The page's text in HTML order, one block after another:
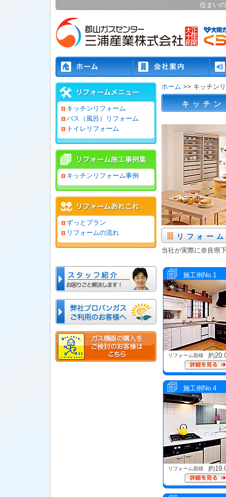
住まい
ホーム >> キッチン
キッチ
リフォー
当社が実際に奈良県
施工例No.1
リフォーム面積 約
施工例No.4
リフォーム面積 約
キッチンリフォーム
バス（風呂）リフォーム
トイレリフォーム
キッチンリフォーム事例
ずっとプラン
リフォームの流れ